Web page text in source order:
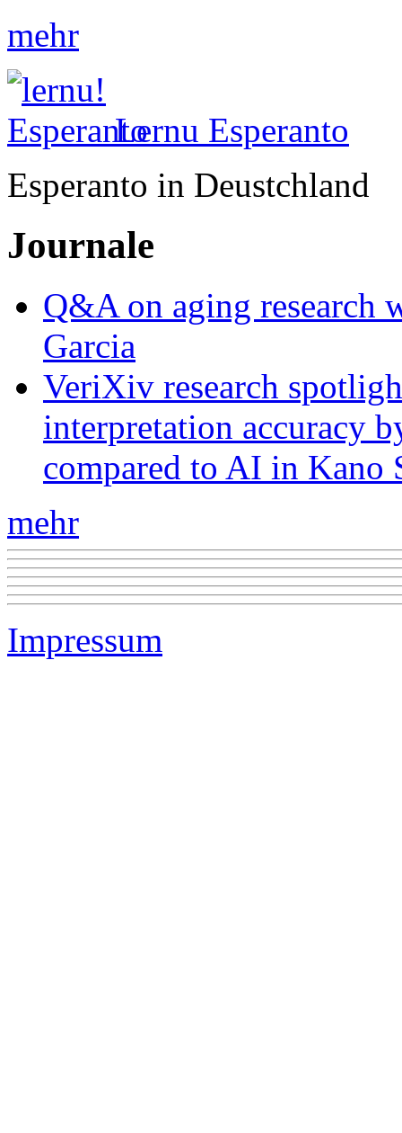
mehr
Lernu Esperanto
Esperanto in Deustchland
Journale
Q&A on aging research
Garcia
VeriXiv research
interpretation accuracy
compared to AI in Kano
mehr
Impressum